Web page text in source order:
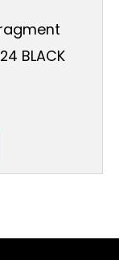
BLACK